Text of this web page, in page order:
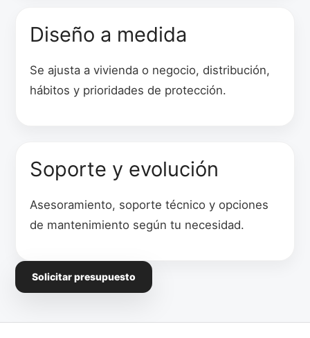
Diseño a medida
Se ajusta a vivienda o negocio, distribución,
hábitos y prioridades de protección.
Soporte y evolución
Asesoramiento, soporte técnico y opciones
de mantenimiento según tu necesidad.
Solicitar presupuesto